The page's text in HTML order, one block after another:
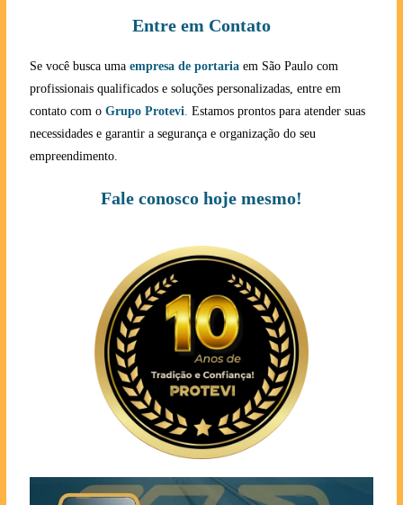
Entre em Contato
Se você busca uma empresa de portariaem São Paulo com
profissionais qualificados e soluções personalizadas, entre em
contato com o Grupo Protevi. Estamos prontos para atender suas
necessidades e garantir a segurança e organização do seu
empreendimento.
Fale conosco hoje mesmo!